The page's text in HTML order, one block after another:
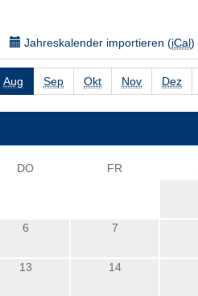
Jahreskalender importieren (iCal)
Aug Sep Okt Nov Dez
DO FR
6 7
13 14